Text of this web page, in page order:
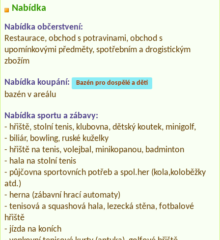
Nabídka
Nabídka občerstvení:
Restaurace, obchod s potravinami, obchod s
upomínkovými předměty, spotřebním a drogistickým
zbožím
Nabídka koupání: Bazén pro dospělé a děti
bazén v areálu
Nabídka sportu a zábavy:
- hřiště, stolní tenis, klubovna, dětský koutek, minigolf,
- biliár, bowling, ruské kuželky
- hřiště na tenis, volejbal, minikopanou, badminton
- hala na stolní tenis
- půjčovna sportovních potřeb a spol.her (kola,koloběžky
atd.)
- herna (zábavní hrací automaty)
- tenisová a squashová hala, lezecká stěna, fotbalové
hřiště
- jízda na koních